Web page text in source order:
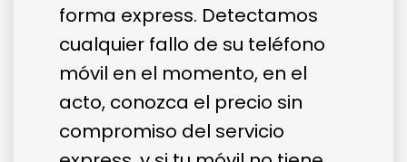
forma express. Detectamos
cualquier fallo de su teléfono
móvil en el momento, en el
acto, conozca el precio sin
compromiso del servicio